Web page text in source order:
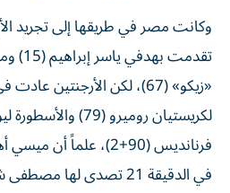
وكانت مصر في طريقها إلى تجريد
تقدمت
«زيكو» (67)، لكن الأرجنتين
فرنانديس (90+2)، علماً
في الدقيقة 21 تصدى لها مصطفى شوبير.